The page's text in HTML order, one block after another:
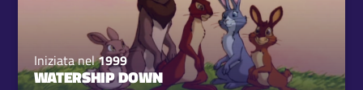
Iniziata nel1999
WATERSHIP DOWN